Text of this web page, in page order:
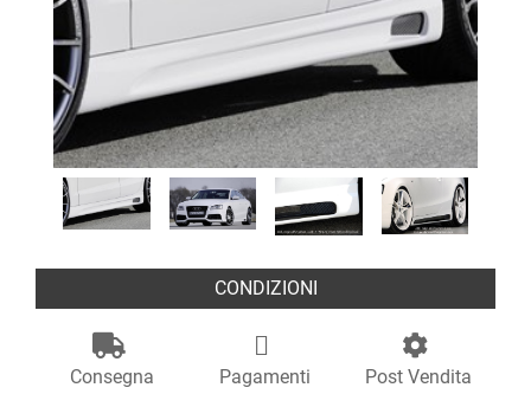
CONDIZIONI
Consegna Pagamenti Post Vendita